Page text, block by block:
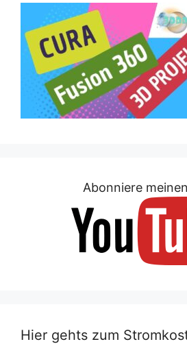
Abonniere
Hier gehts zum